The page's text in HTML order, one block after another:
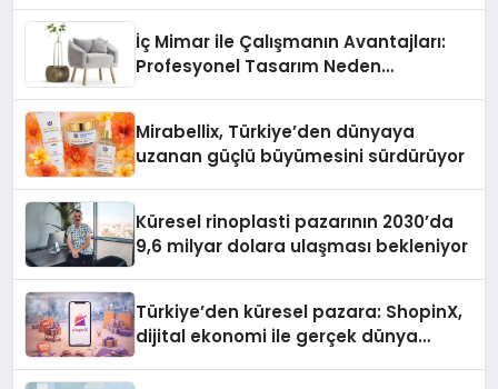
İç Mimar ile Çalışmanın Avantajları:
Profesyonel Tasarım Neden
Mirabellix, Türkiye’den dünyaya
uzanan güçlü büyümesini sürdürüyor
Küresel rinoplasti pazarının 2030’da
9,6 milyar dolara ulaşması bekleniyor
Türkiye’den küresel pazara: ShopinX,
dijital ekonomi ile gerçek dünya